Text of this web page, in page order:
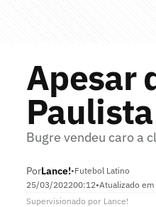
Apesar
Bugre vendeu caro a
PorLance!•Futebol Latino
25/03/202200:12•Atualizado em
Supervisionado por Lance!